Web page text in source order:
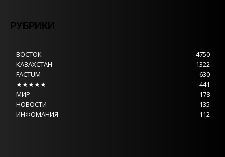
РУБРИКИ
ВОСТОК
4750
КАЗАХСТАН
1322
FACTUM
630
★★★★★
441
МИР
178
НОВОСТИ
135
ИНФОМАНИЯ
112